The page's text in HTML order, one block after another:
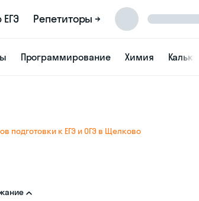
Репетиторы →
Программирование Химия
подготовки к ЕГЭ и ОГЭ в Щелково